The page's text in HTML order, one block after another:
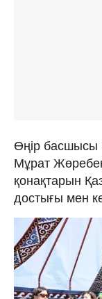
Өңір басшысы
Мұрат
қонақтарын
достығы мен